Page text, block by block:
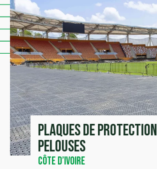
Plaques de protection
pelouses
Côte d’Ivoire